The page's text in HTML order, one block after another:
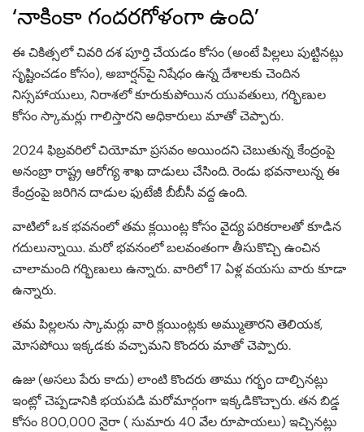
‘నాకింకా గందరగోళంగా ఉంది’
ఈ చికిత్సలో చివరి దశ పూర్తి చేయడం కోసం (అంటే పిల్లలు పుట్టినట్లు
సృష్టించడం కోసం), అబార్షన్‌పై నిషేధం ఉన్న దేశాలకు చెందిన
నిస్సహాయులు, నిరాశలో కూరుకుపోయిన యువతులు, గర్భిణుల
కోసం స్కామర్లు గాలిస్తారని అధికారులు మాతో చెప్పారు.
2024 ఫిబ్రవరిలో చియోమా ప్రసవం అయిందని చెబుతున్న కేంద్రంపై
అనంబ్రా రాష్ట్ర ఆరోగ్య శాఖ దాడులు చేసింది. రెండు భవనాలున్న ఈ
కేంద్రంపై జరిగిన దాడుల ఫుటేజీ బీబీసీ వద్ద ఉంది.
వాటిలో ఒక భవనంలో తమ క్లయింట్ల కోసం వైద్య పరికరాలతో కూడిన
గదులున్నాయి. మరో భవనంలో బలవంతంగా తీసుకొచ్చి ఉంచిన
చాలామంది గర్భిణులు ఉన్నారు. వారిలో 17 ఏళ్ల వయసు వారు కూడా
ఉన్నారు.
తమ పిల్లలను స్కామర్లు వారి క్లయింట్లకు అమ్ముతారని తెలియక,
మోసపోయి ఇక్కడకు వచ్చామని కొందరు మాతో చెప్పారు.
ఉజు (అసలు పేరు కాదు) లాంటి కొందరు తాము గర్భం దాల్చినట్లు
ఇంట్లో చెప్పడానికి భయపడి మరోమార్గంగా ఇక్కడికొచ్చారు. తన బిడ్డ
కోసం 800,000 నైరా ( సుమారు 40 వేల రూపాయలు) ఇచ్చినట్లు